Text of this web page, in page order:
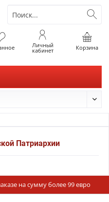
Корзина
Личный
кабинет
Патриархии
на сумму более 99 евро